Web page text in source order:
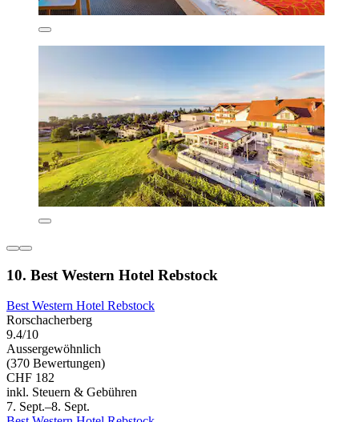
10. Best Western Hotel Rebstock
Best Western Hotel Rebstock
Rorschacherberg
9.4/10
Aussergewöhnlich
(370 Bewertungen)
CHF 182
inkl. Steuern & Gebühren
7. Sept.–8. Sept.